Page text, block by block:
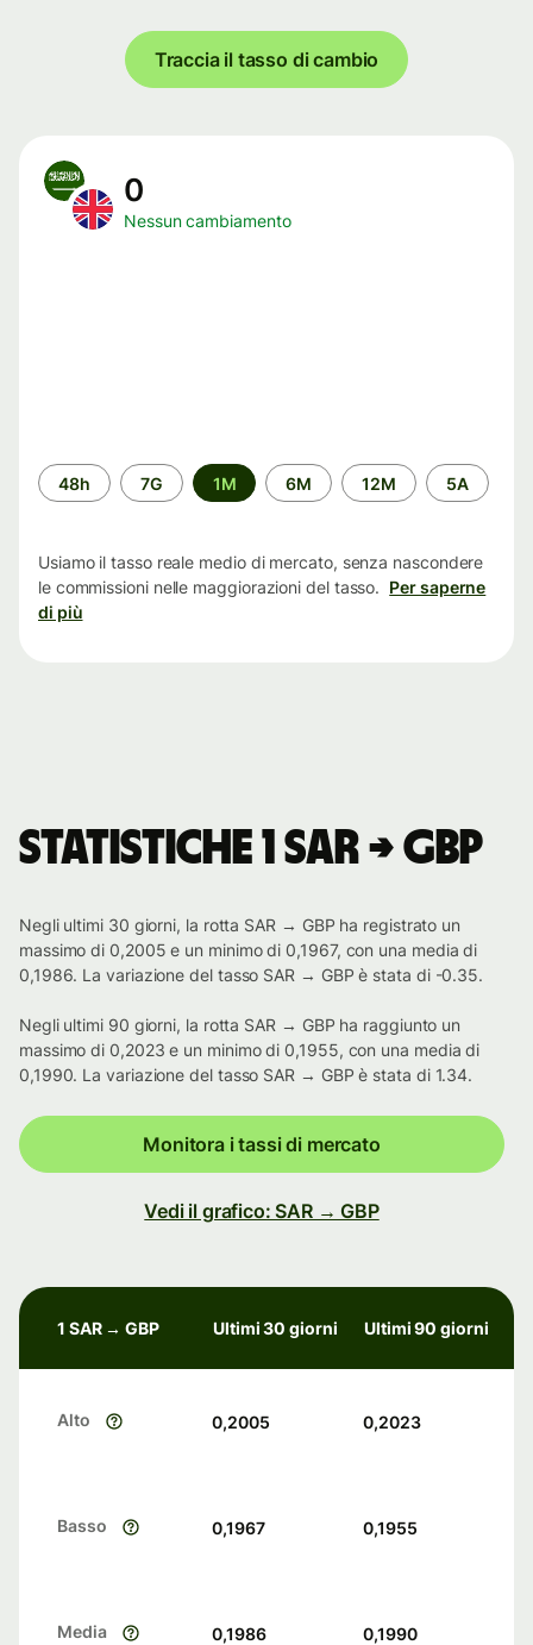
Traccia il tasso di cambio
0
Nessun cambiamento
Periodo
di
48h 7G 1M 6M 12M 5A
Usiamo il tasso reale medio di mercato, senza nascondere
le commissioni nelle maggiorazioni del tasso. Per saperne
di più
Statistiche 1 SAR → GBP
Negli ultimi 30 giorni, la rotta SAR → GBP ha registrato un
massimo di 0,2005 e un minimo di 0,1967, con una media di
0,1986. La variazione del tasso SAR → GBP è stata di -0.35.
Negli ultimi 90 giorni, la rotta SAR → GBP ha raggiunto un
massimo di 0,2023 e un minimo di 0,1955, con una media di
0,1990. La variazione del tasso SAR → GBP è stata di 1.34.
Monitora i tassi di mercato
Vedi il grafico: SAR → GBP
1 SAR → GBP Ultimi 30 giorni Ultimi 90 giorni
Alto 0,2005 0,2023
Basso 0,1967 0,1955
Media 0,1986 0,1990